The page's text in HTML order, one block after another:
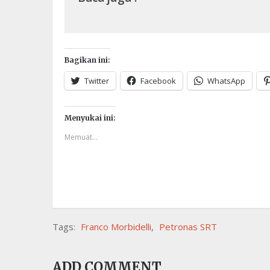
Bagikan ini:
Twitter Facebook WhatsApp
Menyukai ini:
Memuat...
Tags: Franco Morbidelli, Petronas SRT